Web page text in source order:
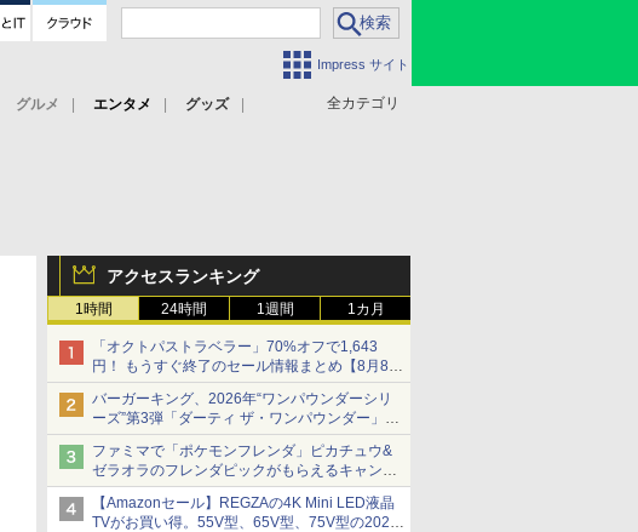
Impress サイト
全カテゴリ
グルメ エンタメ
グッズ
アクセスランキング
1時間 24時間 1週間 1カ月
「オクトパストラベラー」70%オフで1,643
円！ もうすぐ終了のセール情報まとめ【8月8日
更新】
ニンテンドーeショップでは「大神 絶景版」が
67%オフで990円
バーガーキング、2026年“ワンパウンダーシリ
ーズ”第3弾「ダーティ ザ・ワンパウンダー」を
8月7日発売
「特製ガーリックマヨソース」を使用した超大
型チーズバーガー
ファミマで「ポケモンフレンダ」ピカチュウ&
ゼラオラのフレンダピックがもらえるキャンペ
ーン開催！
【Amazonセール】REGZAの4K Mini LED液晶
TVがお買い得。55V型、65V型、75V型の2026